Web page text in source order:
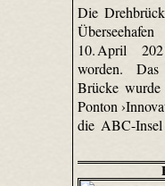
Die
10. April
worden.
Brücke
Ponton
die ABC-Insel